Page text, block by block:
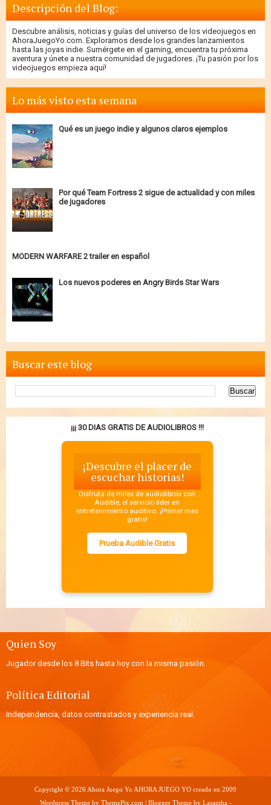
Descripción del Blog:
Descubre análisis, noticias y guías del universo de los videojuegos en
AhoraJuegoYo.com. Exploramos desde los grandes lanzamientos
hasta las joyas indie. Sumérgete en el gaming, encuentra tu próxima
aventura y únete a nuestra comunidad de jugadores. ¡Tu pasión por los
videojuegos empieza aquí!
Lo más visto esta semana
Qué es un juego indie y algunos claros ejemplos
Por qué Team Fortress 2 sigue de actualidad y con miles
de jugadores
MODERN WARFARE 2 trailer en español
Los nuevos poderes en Angry Birds Star Wars
Buscar este blog
¡¡¡ 30 DIAS GRATIS DE AUDIOLIBROS !!!
¡Descubre el placer de
escuchar historias!
Disfruta de miles de audiolibros con
Audible, el servicio líder en
entretenimiento auditivo. ¡Primer mes
gratis!
Prueba Audible Gratis
Quien Soy
Jugador desde los 8 Bits hasta hoy con la misma pasión.
Política Editorial
Independencia, datos contrastados y experiencia real.
Copyright © 2026 Ahora Juego Yo AHORA JUEGO YO creado en 2009
Wordpress Theme by ThemePix.com | Blogger Theme by Lasantha-